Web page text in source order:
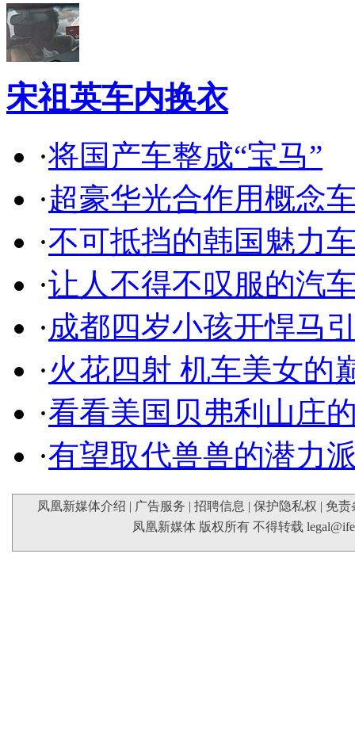
宋祖英车内换衣
·将国产车整成“宝马”
·超豪华光合作用概念
·不可抵挡的韩国魅力
·让人不得不叹服的汽
·成都四岁小孩开悍马
·火花四射 机车美女的
·看看美国贝弗利山庄
·有望取代兽兽的潜力
凤凰新媒体介绍 | 广告服务 | 招聘信息 | 保护隐私权 | 免责
凤凰新媒体 版权所有 不得转载